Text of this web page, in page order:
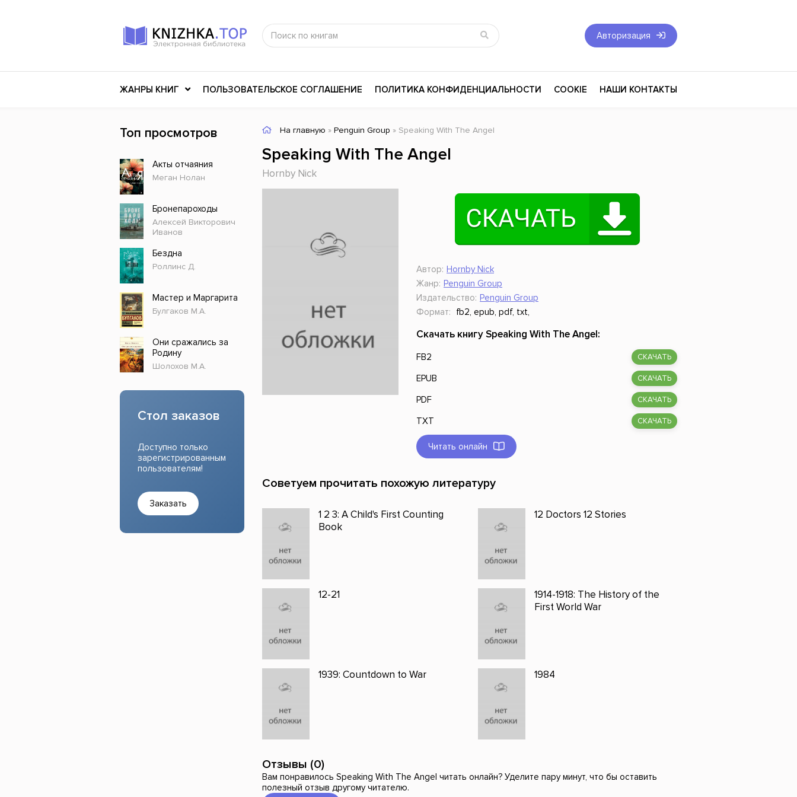
Авторизация
ЖАНРЫ КНИГ
Российское искусство
Детективы
Детские книги
История
Разное
Прочие издания
Медицина и здоровье
Научная литература
Научные издания
Современная проза
История России
Юмор и сатира
Эзотерика
Экономика
ПОЛЬЗОВАТЕЛЬСКОЕ СОГЛАШЕНИЕ ПОЛИТИКА КОНФИДЕНЦИАЛЬНОСТИ COOKIE НАШИ КОНТАКТЫ
На главную » Penguin Group » Speaking With The Angel
Speaking With The Angel
Hornby Nick
Автор: Hornby Nick
Жанр: Penguin Group
Издательство: Penguin Group
Формат:
fb2, epub, pdf, txt,
Скачать книгу Speaking With The Angel:
FB2 СКАЧАТЬ
EPUB СКАЧАТЬ
PDF СКАЧАТЬ
TXT СКАЧАТЬ
Читать онлайн
Советуем прочитать похожую литературу
1 2 3: A Child's First Counting
Book
12 Doctors 12 Stories
12-21
1914-1918: The History of the
First World War
1939: Countdown to War 1984
Отзывы (0)
Вам понравилось Speaking With The Angel читать онлайн? Уделите пару минут, что бы оставить
полезный отзыв другому читателю.
Топ просмотров
Акты отчаяния
Меган Нолан
Бронепароходы
Алексей Викторович
Иванов
Бездна
Роллинс Д.
Мастер и Маргарита
Булгаков М.А.
Они сражались за
Родину
Шолохов М.А.
Стол заказов
Доступно только
зарегистрированным
пользователям!
Заказать